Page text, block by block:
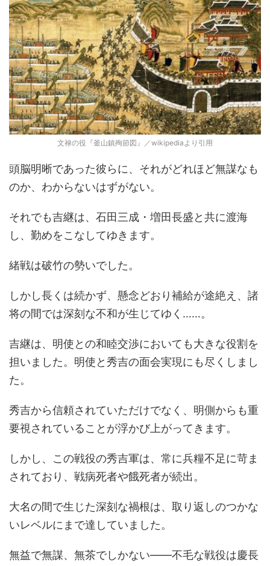
文禄の役『釜山鎮殉節図』／wikipediaより引用
頭脳明晰であった彼らに、それがどれほど無謀なも
のか、わからないはずがない。
それでも吉継は、石田三成・増田長盛と共に渡海
し、勤めをこなしてゆきます。
緒戦は破竹の勢いでした。
しかし長くは続かず、懸念どおり補給が途絶え、諸
将の間では深刻な不和が生じてゆく……。
吉継は、明使との和睦交渉においても大きな役割を
担いました。明使と秀吉の面会実現にも尽くしまし
た。
秀吉から信頼されていただけでなく、明側からも重
要視されていることが浮かび上がってきます。
しかし、この戦役の秀吉軍は、常に兵糧不足に苛ま
されており、戦病死者や餓死者が続出。
大名の間で生じた深刻な禍根は、取り返しのつかな
いレベルにまで達していました。
無益で無謀、無茶でしかない――不毛な戦役は慶長